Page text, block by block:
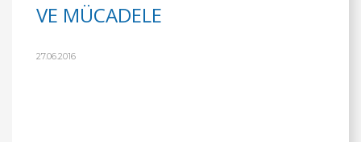
VE MÜCADELE
27.06.2016